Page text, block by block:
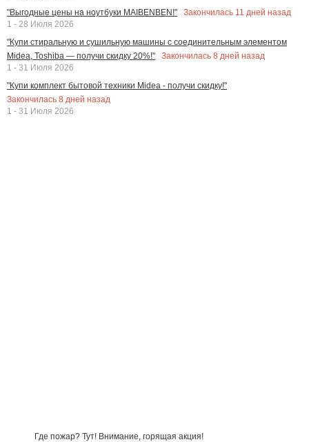
"Выгодные цены на ноутбуки MAIBENBEN!"
Закончилась 11 дней назад
1 - 28 Июля 2026
"Купи стиральную и сушильную машины с соединительным элементом
Midea, Toshiba — получи скидку 20%!"
Закончилась 8 дней назад
1 - 31 Июля 2026
"Купи комплект бытовой техники Midea - получи скидку!"
Закончилась 8 дней назад
1 - 31 Июля 2026
Где пожар? Тут! Внимание, горящая акция!